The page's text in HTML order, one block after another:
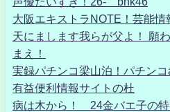
大阪エキストラNOTE！芸能情
天にまします我らが父よ！ 願
まえ！
実録パチンコ梁山泊！パチン
有益便利情報サイトの杜
病は木から！ 24金バエ子の特